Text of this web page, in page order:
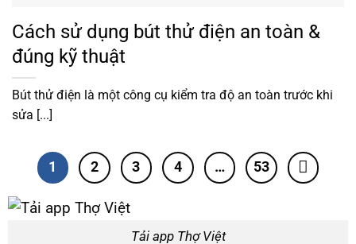
Cách sử dụng bút thử điện an toàn &
đúng kỹ thuật
Bút thử điện là một công cụ kiểm tra độ an toàn trước khi
sửa [...]
1 2 3 4 … 53
Tải app Thợ Việt